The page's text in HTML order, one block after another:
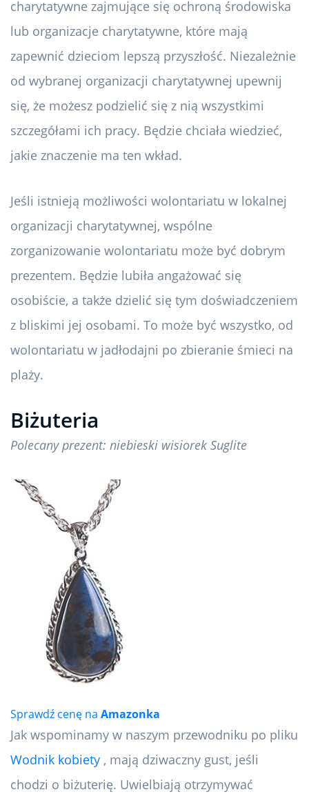
charytatywne zajmujące się ochroną środowiska
lub organizacje charytatywne, które mają
zapewnić dzieciom lepszą przyszłość. Niezależnie
od wybranej organizacji charytatywnej upewnij
się, że możesz podzielić się z nią wszystkimi
szczegółami ich pracy. Będzie chciała wiedzieć,
jakie znaczenie ma ten wkład.
Jeśli istnieją możliwości wolontariatu w lokalnej
organizacji charytatywnej, wspólne
zorganizowanie wolontariatu może być dobrym
prezentem. Będzie lubiła angażować się
osobiście, a także dzielić się tym doświadczeniem
z bliskimi jej osobami. To może być wszystko, od
wolontariatu w jadłodajni po zbieranie śmieci na
plaży.
Biżuteria
Polecany prezent: niebieski wisiorek Suglite
Sprawdź cenę na Amazonka
Jak wspominamy w naszym przewodniku po pliku
Wodnik kobiety , mają dziwaczny gust, jeśli
chodzi o biżuterię. Uwielbiają otrzymywać